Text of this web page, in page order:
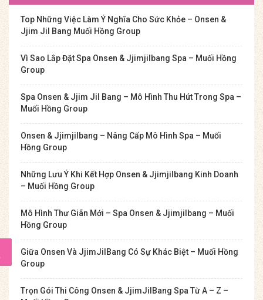
Top Những Việc Làm Ý Nghĩa Cho Sức Khỏe – Onsen &
Jjim Jil Bang Muối Hồng Group
Vì Sao Lắp Đặt Spa Onsen & Jjimjilbang Spa – Muối Hồng
Group
Spa Onsen & Jjim Jil Bang – Mô Hình Thu Hút Trong Spa –
Muối Hồng Group
Onsen & Jjimjilbang – Nâng Cấp Mô Hình Spa – Muối
Hồng Group
Những Lưu Ý Khi Kết Hợp Onsen & Jjimjilbang Kinh Doanh
– Muối Hồng Group
Mô Hình Thư Giãn Mới – Spa Onsen & Jjimjilbang – Muối
Hồng Group
Giữa Onsen Và JjimJilBang Có Sự Khác Biệt – Muối Hồng
Group
Trọn Gói Thi Công Onsen & JjimJilBang Spa Từ A – Z –